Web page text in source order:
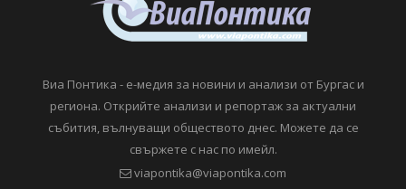
Виа Понтика - е-медия за новини и анализи от Бургас и
региона. Открийте анализи и репортаж за актуални
събития, вълнуващи обществото днес. Можете да се
свържете с нас по имейл.
viapontika@viapontika.com